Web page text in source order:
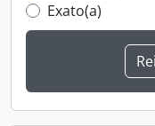
Exato(a)